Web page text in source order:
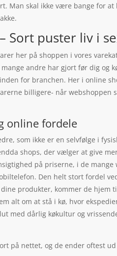
Man skal ikke være bange for
Sort puster liv i
her på shoppen i vores
andre har gjort før dig og
for branchen. Her i online
billigere- når webshoppen
online fordele
som ikke er en selvfølge i
shops, der vælger at give
på priserne, i de
Den helt stort fordel
produkter, kommer de hjem
alt om at stå i kø, hvor
med dårlig køkultur og
på nettet, og de ender oftest